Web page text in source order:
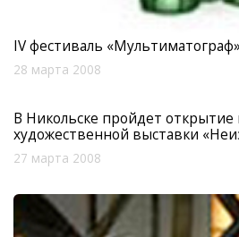
IV фестиваль
28 марта 2008
В Никольске пройдет
художественной выставки
27 марта 2008